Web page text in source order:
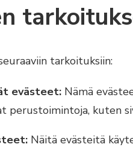
tarkoituksiin:
evästeet: Nämä
perustoimintoja, kuten
Näitä evästeitä